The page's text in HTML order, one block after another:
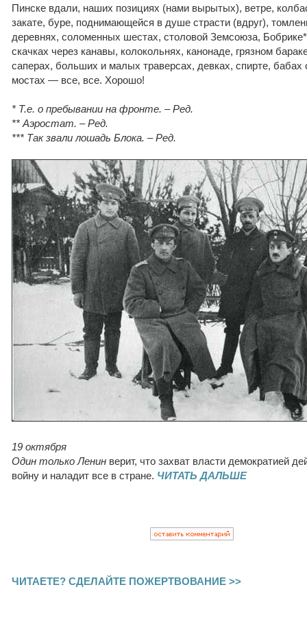
Пинске вдали, наших позициях (нами вырытых), ветре,
закате, буре, поднимающейся в душе страсти (вдруг),
деревнях, соломенных шестах, столовой Земсоюза,
скачках через канавы, колокольнях, канонаде, грязном
саперах, больших и малых траверсах, девках, спирте, бабах
мостах — все, все. Хорошо!
* Т.е. о пребывании на фронте. – Ред.
** Аэростат. – Ред.
*** Так звали лошадь Блока. – Ред.
19 октября
Один только Ленин верит, что захват власти демократией
войну и наладит все в стране. ЧИТАТЬ ДАЛЬШЕ
ЧИТАЕТЕ? СДЕЛАЙТЕ ПОЖЕРТВОВАНИЕ >>